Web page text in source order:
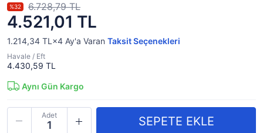
4.521,01 TL
%32 6.728,79 TL
1.214,34 TL×4 Ay'a Varan Taksit Seçenekleri
Havale / Eft
4.430,59 TL
Aynı Gün Kargo
Adet